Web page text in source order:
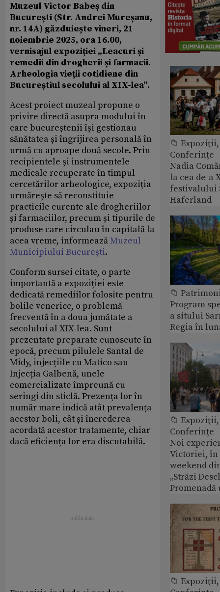
Muzeul Victor Babeș din
București (Str. Andrei Mureșanu,
nr. 14A) găzduiește vineri, 21
noiembrie 2025, ora 16.00,
vernisajul expoziției „Leacuri și
remedii din drogherii și farmacii.
Arheologia vieții cotidiene din
Bucureștiul secolului al XIX-lea”.
Acest proiect muzeal propune o
privire directă asupra modului în
care bucureștenii își gestionau
sănătatea și îngrijirea personală în
urmă cu aproape două secole. Prin
recipientele și instrumentele
medicale recuperate în timpul
cercetărilor arheologice, expoziția
urmărește să reconstituie
practicile curente ale drogheriilor
și farmaciilor, precum și tipurile de
produse care circulau în capitală la
acea vreme, informeazăMuzeul
Municipiului București.
Conform sursei citate, o parte
importantă a expoziției este
dedicată remediilor folosite pentru
bolile venerice, o problemă
frecventă în a doua jumătate a
secolului al XIX-lea. Sunt
prezentate preparate cunoscute în
epocă, precum pilulele Santal de
Midy, injecțiile cu Matico sau
Injecția Galbenă, unele
comercializate împreună cu
seringi din sticlă. Prezența lor în
număr mare indică atât prevalența
acestor boli, cât și încrederea
acordată acestor tratamente, chiar
dacă eficiența lor era discutabilă.
📁
Conferințe
Nadia
la cea de-a
festivalului
Haferland
📁
Program
a sitului
Regia în
📁
Conferințe
Noi
Victoriei,
weekend
„Străzi
Promenadă
📁